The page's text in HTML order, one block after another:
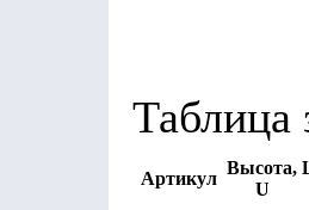
Таблица
Артикул
Высота,
U